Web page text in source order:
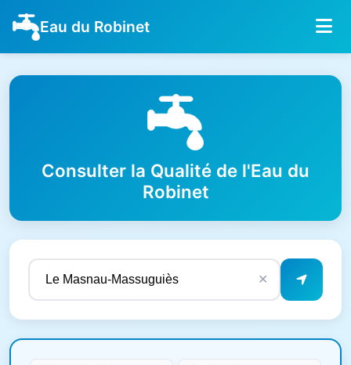
Eau du Robinet
Consulter la Qualité de l'Eau du
Robinet
✕
Résultats de qualité de l'eau